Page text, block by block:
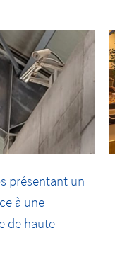
présentant un
à une
de haute